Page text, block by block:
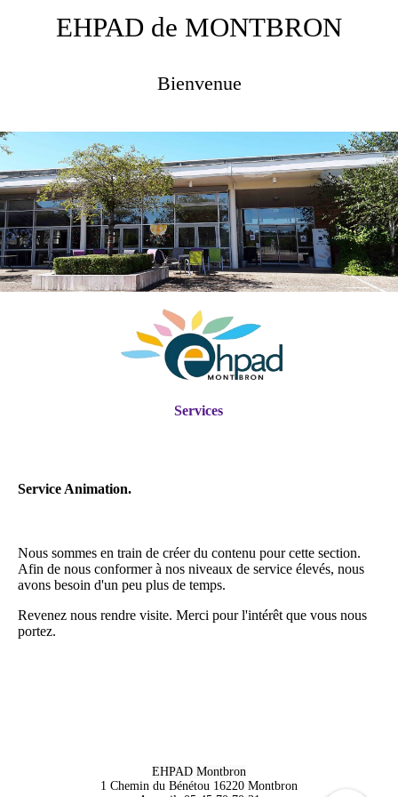
EHPAD de MONTBRON
Bienvenue
Services
Service Animation.
Nous sommes en train de créer du contenu pour cette section.
Afin de nous conformer à nos niveaux de service élevés, nous
avons besoin d'un peu plus de temps.
Revenez nous rendre visite. Merci pour l'intérêt que vous nous
portez.
EHPAD Montbron
1 Chemin du Bénétou 16220 Montbron